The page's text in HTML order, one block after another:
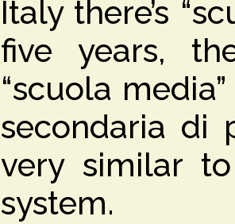
Italy there’s
five years,
“scuola
secondaria di
very similar
system.